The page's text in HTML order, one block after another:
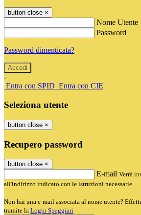
button close ×
Nome Utente
Password
Password dimenticata?
-
Entra con SPID Entra con CIE
Seleziona utente
button close ×
Recupero password
button close ×
E-mail Verrà
all'indirizzo indicato con le istruzioni necessarie.
Non hai una e-mail associata al nome utente?
tramite la Login Spaggiari